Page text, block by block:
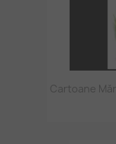
Cartoane